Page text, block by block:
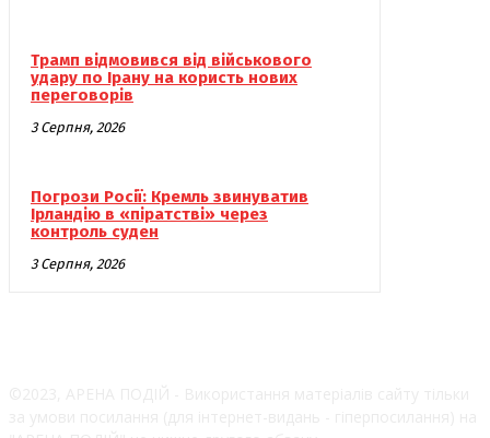
Трамп відмовився від військового
удару по Ірану на користь нових
переговорів
3 Серпня, 2026
Погрози Росії: Кремль звинуватив
Ірландію в «піратстві» через
контроль суден
3 Серпня, 2026